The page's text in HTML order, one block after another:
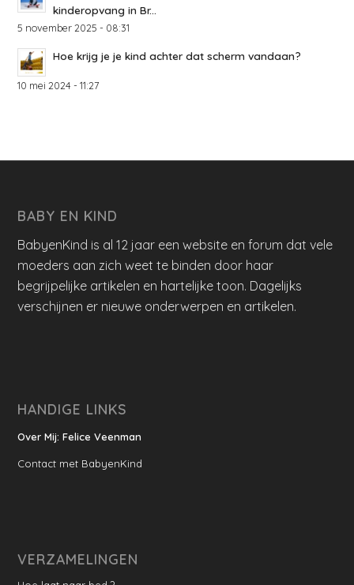
kinderopvang in Br...
5 november 2025 - 08:31
Hoe krijg je je kind achter dat scherm vandaan?
10 mei 2024 - 11:27
BABY EN KIND
BabyenKind is al 12 jaar een website en forum dat vele
moeders aan zich weet te binden door haar
begrijpelijke artikelen en hartelijke toon. Dagelijks
verschijnen er nieuwe onderwerpen en artikelen.
HANDIGE LINKS
Over Mij: Felice Veenman
Contact met BabyenKind
VERZAMELINGEN